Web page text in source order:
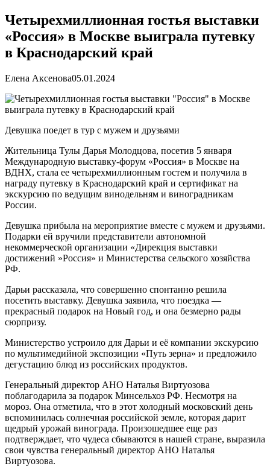
Четырехмиллионная гостья выставки
«Россия» в Москве выиграла путевку
в Краснодарский край
Елена Аксенова05.01.2024
Девушка поедет в тур с мужем и друзьями
Жительница Тулы Дарья Молодцова, посетив 5 января
Международную выставку-форум «Россия» в Москве на
ВДНХ, стала ее четырехмиллионным гостем и получила в
награду путевку в Краснодарский край и сертификат на
экскурсию по ведущим винодельням и виноградникам
России.
Девушка прибыла на мероприятие вместе с мужем и друзьями.
Подарки ей вручили представители автономной
некоммерческой организации «Дирекция выставки
достижений »Россия» и Министерства сельского хозяйства
РФ.
Дарьи рассказала, что совершенно спонтанно решила
посетить выставку. Девушка заявила, что поездка —
прекрасный подарок на Новый год, и она безмерно рады
сюрпризу.
Министерство устроило для Дарьи и её компании экскурсию
по мультимедийной экспозиции «Путь зерна» и предложило
дегустацию блюд из российских продуктов.
Генеральный директор АНО Наталья Виртуозова
поблагодарила за подарок Минсельхоз РФ. Несмотря на
мороз. Она отметила, что в этот холодный московский день
вспоминилась солнечная российской земле, которая дарит
щедрый урожай винограда. Произошедшее еще раз
подтверждает, что чудеса сбываются в нашей стране, выразила
свои чувства генеральный директор АНО Наталья
Виртуозова.